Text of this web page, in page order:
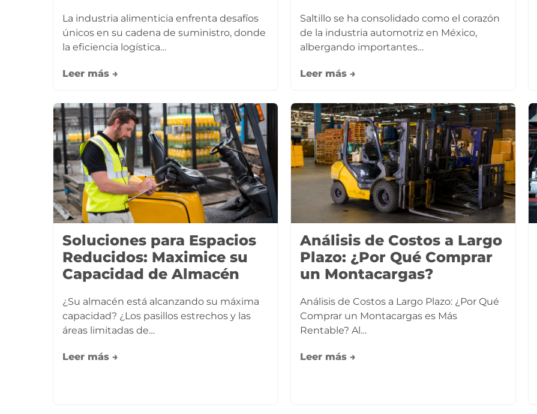
La industria alimenticia enfrenta desafíos
únicos en su cadena de suministro, donde
la eficiencia logística…
Leer más →
Saltillo se ha consolidado como el corazón
de la industria automotriz en México,
albergando importantes…
Leer más →
Soluciones para Espacios
Reducidos: Maximice su
Capacidad de Almacén
¿Su almacén está alcanzando su máxima
capacidad? ¿Los pasillos estrechos y las
áreas limitadas de…
Leer más →
Análisis de Costos a Largo
Plazo: ¿Por Qué Comprar
un Montacargas?
Análisis de Costos a Largo Plazo: ¿Por Qué
Comprar un Montacargas es Más
Rentable? Al…
Leer más →